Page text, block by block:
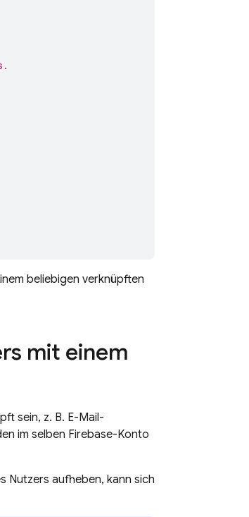
beliebigen verknüpften
mit einem
sein, z. B. E-Mail-
im selben Firebase-Konto
Nutzers aufheben, kann sich